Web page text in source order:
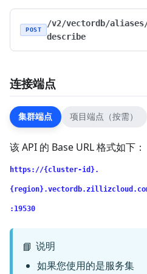
POST
/v2/vectordb/
describe
连接端点
集群端点 项目端点（按需）
该 API 的 Base URL 格式如下：
https://{cluster-id}.
:19530
📘 说明
如果您使用的是服务集